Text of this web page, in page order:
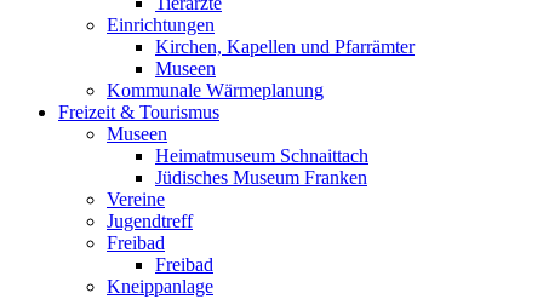
Einrichtungen
Kirchen, Kapellen und Pfarrämter
Museen
Kommunale Wärmeplanung
Freizeit & Tourismus
Museen
Heimatmuseum Schnaittach
Jüdisches Museum Franken
Vereine
Jugendtreff
Freibad
Freibad
Kneippanlage